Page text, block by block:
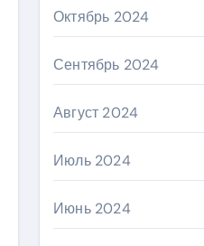
Октябрь 2024
Сентябрь 2024
Август 2024
Июль 2024
Июнь 2024